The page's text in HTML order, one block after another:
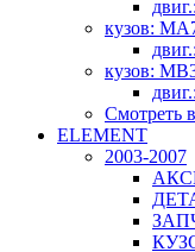
кузов:
кузов:
Смотреть
ELEMENT
2003-2007